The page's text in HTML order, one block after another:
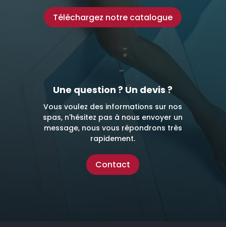
Téléchargez notre catalogue
Une question ? Un devis ?
Vous voulez des informations sur nos
spas, n'hésitez pas à nous envoyer un
message, nous vous répondrons très
rapidement.
Contact